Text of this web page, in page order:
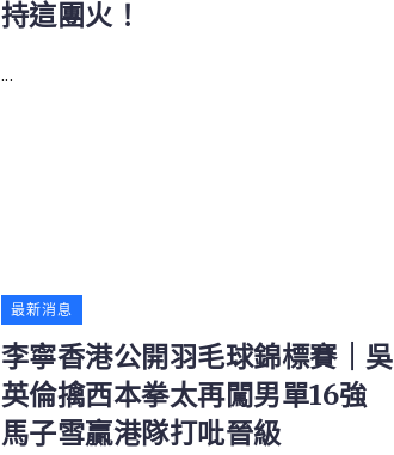
持這團火！
...
最新消息
李寧香港公開羽毛球錦標賽｜吳
英倫擒西本拳太再闖男單16強
馬子雪贏港隊打吡晉級